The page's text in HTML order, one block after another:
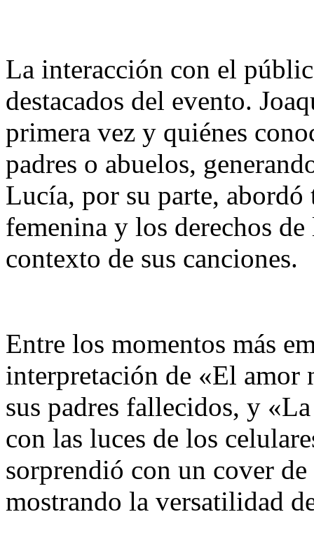
La interacción con el
destacados del evento.
primera vez y quiénes
padres o abuelos,
Lucía, por su parte,
femenina y los derechos
contexto de sus canciones.
Entre los momentos más
interpretación de «El amor
sus padres fallecidos, y
con las luces de los
sorprendió con un cover
mostrando la versatilidad